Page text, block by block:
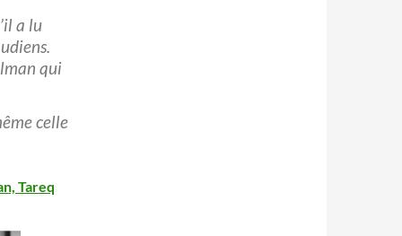
a lu
qui
celle
Tareq